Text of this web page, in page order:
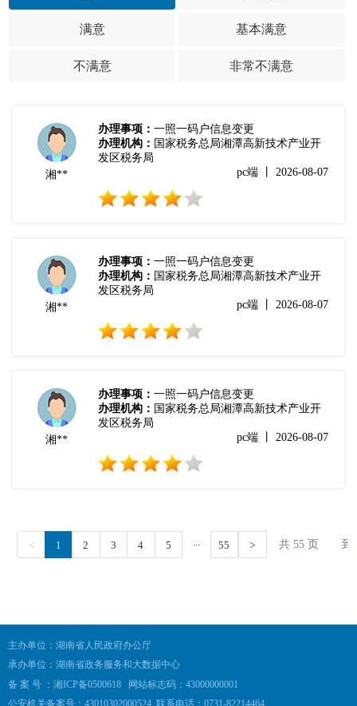
满意 基本满意
不满意 非常不满意
主办单位：湖南省人民政府办公厅
承办单位：湖南省政务服务和大数据中心
备 案 号 ：湘ICP备0500618 网站标志码：43000000001
公安机关备案号：43010302000524 联系电话：0731-82214464